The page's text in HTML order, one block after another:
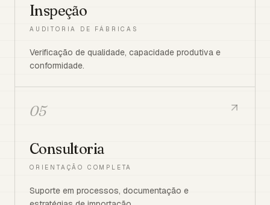
Inspeção
AUDITORIA DE FÁBRICAS
Verificação de qualidade, capacidade produtiva e
conformidade.
05
Consultoria
ORIENTAÇÃO COMPLETA
Suporte em processos, documentação e